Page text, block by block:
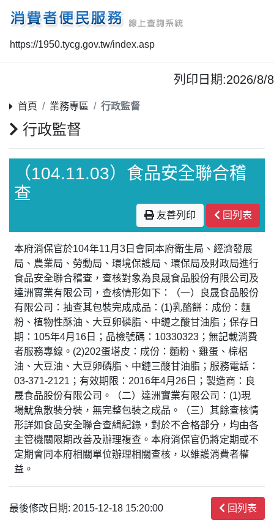
https://1950.tycg.gov.tw/index.asp
列印日期:2026/8/8
首頁 業務專區 行政監督
行政監督
（104.11.03）食品安全聯合稽
查
友善列印 回列表
本府消保官於104年11月3日會同本府衛生局、經濟發展
局、農業局、勞動局、環境保護局、環保局及財政局進行
食品安全聯合稽查，查核對象為良晟食品股份有限公司及
達洲實業有限公司，查核情形如下：（一）良晟食品股份
有限公司：抽查其包裝完成成品：(1)乳酪餅：成份：麵
粉、植物性酥油、大豆卵磷脂、中鏈之酸甘油脂；保存日
期：105年4月16日；品檢號碼：10330323；無記載消費
者服務專線。(2)202蛋塔皮：成份：麵粉、雞蛋、棕梠
油、大豆油、大豆卵磷脂、中鏈三酸甘油脂；服務電話：
03-371-2121；有效期限：2016年4月26日；製造商：良
晟食品股份有限公司。（二）達洲實業有限公司：(1)現
場魷魚散裝分裝，無完整包裝之成品。（三）其餘查核情
形詳如食品安全聯合查緝紀錄，對於不合格部分，均由各
主管機關限期改善及辦理複查。本府消保官仍將定期或不
定期會同本府相關單位辦理相關查核，以維護消費者權
益。
最後修改日期: 2015-12-18 15:20:00 回列表